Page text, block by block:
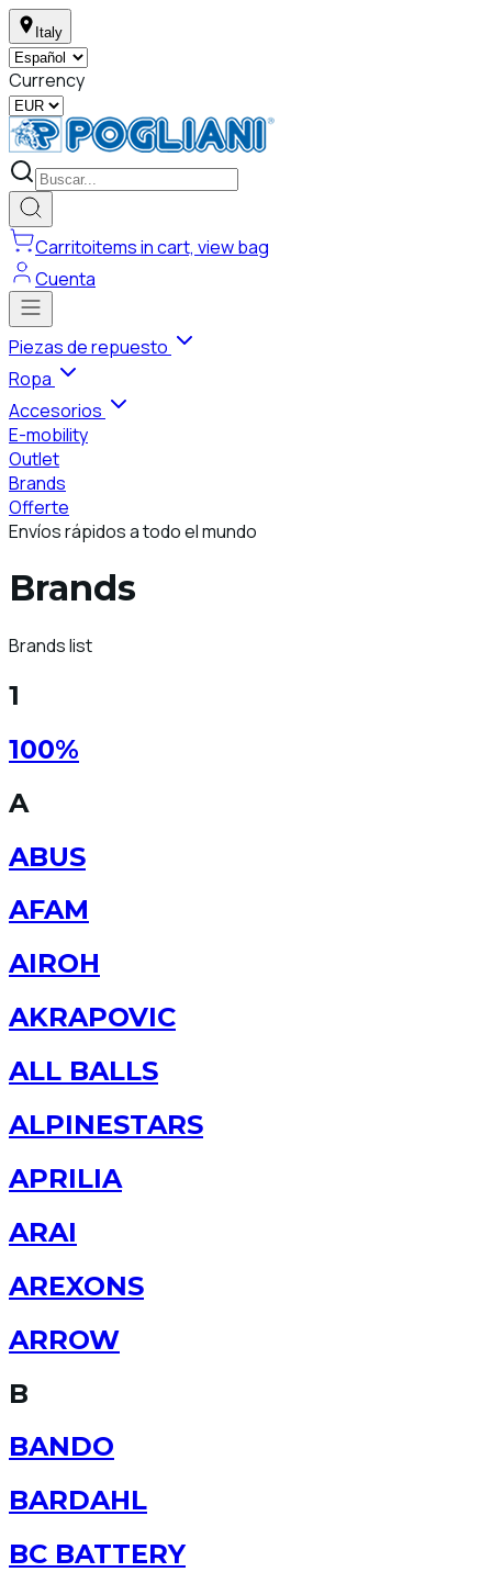
Italy
Currency
Carritoitems in cart, view bag
Cuenta
Piezas de repuesto
Ropa
Accesorios
E-mobility
Outlet
Brands
Offerte
Envíos rápidos a todo el mundo
Brands
Brands list
1
100%
A
ABUS
AFAM
AIROH
AKRAPOVIC
ALL BALLS
ALPINESTARS
APRILIA
ARAI
AREXONS
ARROW
B
BANDO
BARDAHL
BC BATTERY